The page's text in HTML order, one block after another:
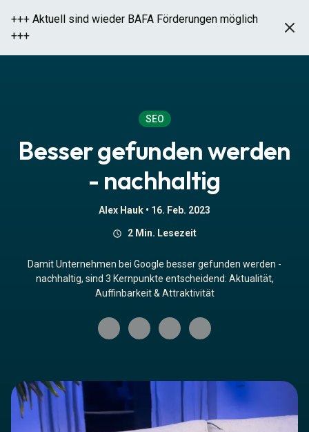
+++ Aktuell sind wieder BAFA Förderungen möglich
+++
SEO
Besser gefunden werden
- nachhaltig
Alex Hauk • 16. Feb. 2023
2 Min. Lesezeit
Damit Unternehmen bei Google besser gefunden werden -
nachhaltig, sind 3 Kernpunkte entscheidend: Aktualität,
Auffinbarkeit & Attraktivität